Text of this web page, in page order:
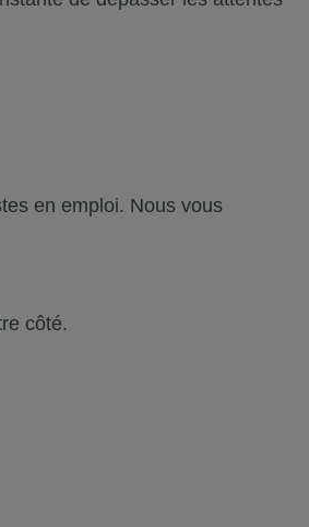
en emploi. Nous vous
côté.